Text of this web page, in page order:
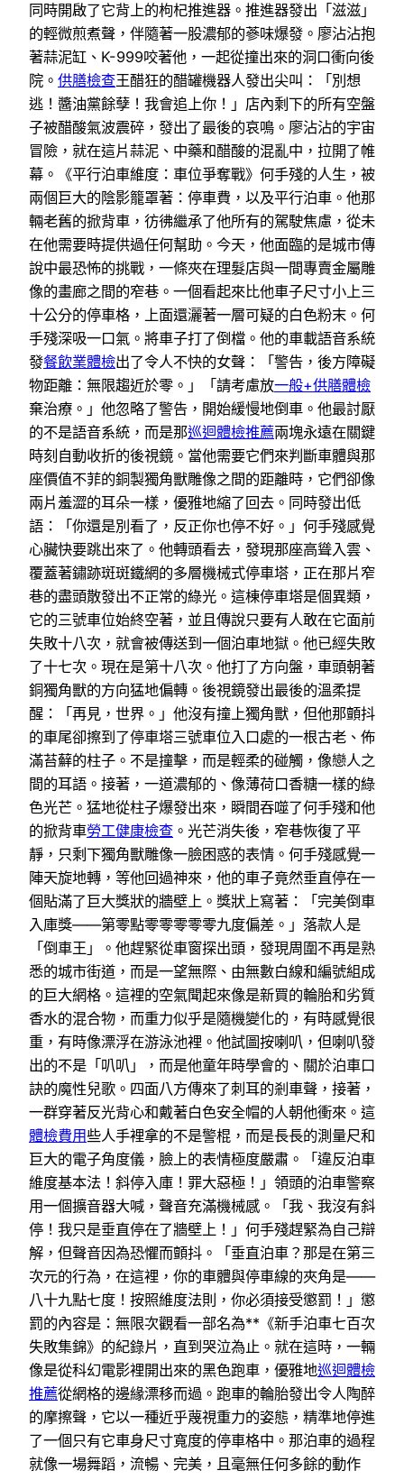
同時開啟了它背上的枸杞推進器。推進器發出「滋滋」
的輕微煎煮聲，伴隨著一股濃郁的蔘味爆發。廖沾沾抱
著蒜泥缸、K-999咬著他，一起從撞出來的洞口衝向後
院。 供膳檢查王醋狂的醋罐機器人發出尖叫：「別想
逃！醬油黨餘孽！我會追上你！」店內剩下的所有空盤
子被醋酸氣波震碎，發出了最後的哀鳴。廖沾沾的宇宙
冒險，就在這片蒜泥、中藥和醋酸的混亂中，拉開了帷
幕。《平行泊車維度：車位爭奪戰》何手殘的人生，被
兩個巨大的陰影籠罩著：停車費，以及平行泊車。他那
輛老舊的掀背車，彷彿繼承了他所有的駕駛焦慮，從未
在他需要時提供過任何幫助。今天，他面臨的是城市傳
說中最恐怖的挑戰，一條夾在理髮店與一間專賣金屬雕
像的畫廊之間的窄巷。一個看起來比他車子尺寸小上三
十公分的停車格，上面還灑著一層可疑的白色粉末。何
手殘深吸一口氣。將車子打了倒檔。他的車載語音系統
發餐飲業體檢出了令人不快的女聲：「警告，後方障礙
物距離：無限趨近於零。」「請考慮放一般+供膳體檢
棄治療。」他忽略了警告，開始緩慢地倒車。他最討厭
的不是語音系統，而是那巡迴體檢推薦兩塊永遠在關鍵
時刻自動收折的後視鏡。當他需要它們來判斷車體與那
座價值不菲的銅製獨角獸雕像之間的距離時，它們卻像
兩片羞澀的耳朵一樣，優雅地縮了回去。同時發出低
語：「你還是別看了，反正你也停不好。」何手殘感覺
心臟快要跳出來了。他轉頭看去，發現那座高聳入雲、
覆蓋著鏽跡斑斑鐵網的多層機械式停車塔，正在那片窄
巷的盡頭散發出不正常的綠光。這棟停車塔是個異類，
它的三號車位始終空著，並且傳說只要有人敢在它面前
失敗十八次，就會被傳送到一個泊車地獄。他已經失敗
了十七次。現在是第十八次。他打了方向盤，車頭朝著
銅獨角獸的方向猛地偏轉。後視鏡發出最後的溫柔提
醒：「再見，世界。」他沒有撞上獨角獸，但他那顫抖
的車尾卻擦到了停車塔三號車位入口處的一根古老、佈
滿苔蘚的柱子。不是撞擊，而是輕柔的碰觸，像戀人之
間的耳語。接著，一道濃郁的、像薄荷口香糖一樣的綠
色光芒。猛地從柱子爆發出來，瞬間吞噬了何手殘和他
的掀背車勞工健康檢查 。光芒消失後，窄巷恢復了平
靜，只剩下獨角獸雕像一臉困惑的表情。何手殘感覺一
陣天旋地轉，等他回過神來，他的車子竟然垂直停在一
個貼滿了巨大獎狀的牆壁上。獎狀上寫著：「完美倒車
入庫獎——第零點零零零零零九度偏差。」落款人是
「倒車王」。他趕緊從車窗探出頭，發現周圍不再是熟
悉的城市街道，而是一望無際、由無數白線和編號組成
的巨大網格。這裡的空氣聞起來像是新買的輪胎和劣質
香水的混合物，而重力似乎是隨機變化的，有時感覺很
重，有時像漂浮在游泳池裡。他試圖按喇叭，但喇叭發
出的不是「叭叭」，而是他童年時學會的、關於泊車口
訣的魔性兒歌。四面八方傳來了刺耳的剎車聲，接著，
一群穿著反光背心和戴著白色安全帽的人朝他衝來。這
體檢費用些人手裡拿的不是警棍，而是長長的測量尺和
巨大的電子角度儀，臉上的表情極度嚴肅。「違反泊車
維度基本法！斜停入庫！罪大惡極！」領頭的泊車警察
用一個擴音器大喊，聲音充滿機械感。「我、我沒有斜
停！我只是垂直停在了牆壁上！」何手殘趕緊為自己辯
解，但聲音因為恐懼而顫抖。「垂直泊車？那是在第三
次元的行為，在這裡，你的車體與停車線的夾角是——
八十九點七度！按照維度法則，你必須接受懲罰！」懲
罰的內容是：無限次觀看一部名為**《新手泊車七百次
失敗集錦》的紀錄片，直到哭泣為止。就在這時，一輛
像是從科幻電影裡開出來的黑色跑車，優雅地巡迴體檢
推薦從網格的邊緣漂移而過。跑車的輪胎發出令人陶醉
的摩擦聲，它以一種近乎蔑視重力的姿態，精準地停進
了一個只有它車身尺寸寬度的停車格中。那泊車的過程
就像一場舞蹈，流暢、完美，且毫無任何多餘的動作